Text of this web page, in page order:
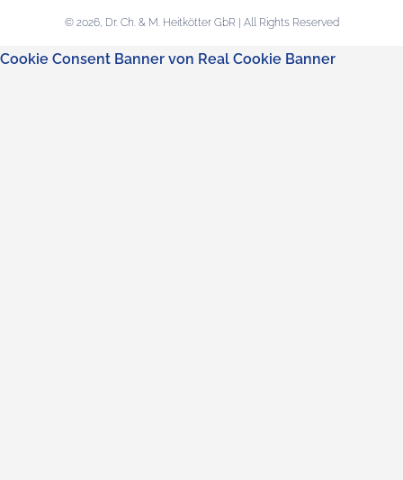
© 2026, Dr. Ch. & M. Heitkötter GbR | All Rights Reserved
Cookie Consent Banner von Real Cookie Banner